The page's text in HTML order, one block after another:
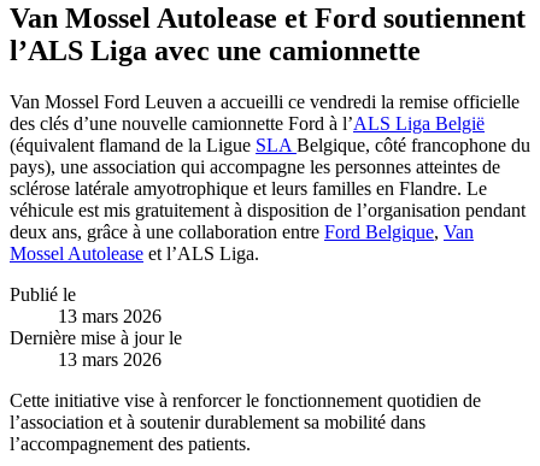
Van Mossel Autolease et Ford soutiennent
l’ALS Liga avec une camionnette
Van Mossel Ford Leuven a accueilli ce vendredi la remise officielle
des clés d’une nouvelle camionnette Ford à l’ALS Liga België
(équivalent flamand de la Ligue SLA Belgique, côté francophone du
pays), une association qui accompagne les personnes atteintes de
sclérose latérale amyotrophique et leurs familles en Flandre. Le
véhicule est mis gratuitement à disposition de l’organisation pendant
deux ans, grâce à une collaboration entre Ford Belgique, Van
Mossel Autolease et l’ALS Liga.
Publié le
13 mars 2026
Dernière mise à jour le
13 mars 2026
Cette initiative vise à renforcer le fonctionnement quotidien de
l’association et à soutenir durablement sa mobilité dans
l’accompagnement des patients.